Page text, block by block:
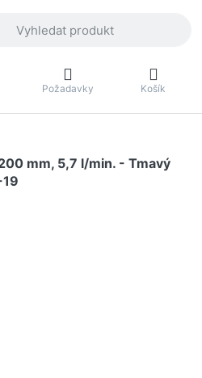
Požadavky Košík
mm, 5,7 l/min. - Tmavý